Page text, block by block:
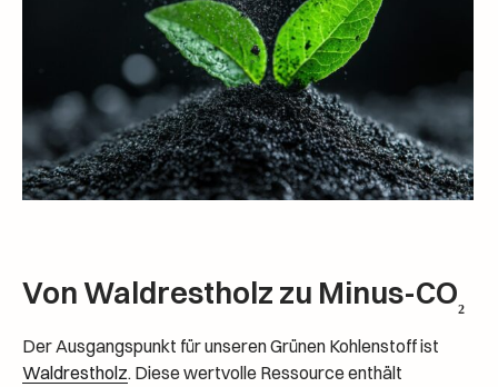
Von Waldrestholz zu Minus-CO₂
Der Ausgangspunkt für unseren Grünen Kohlenstoff ist
Waldrestholz. Diese wertvolle Ressource enthält